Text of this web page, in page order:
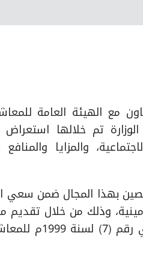
مع الهيئة العامة
تم خلالها استعراض
الاجتماعية، والمزايا
بهذا المجال ضمن سعي
وذلك من خلال
وردود مفصلة عن استفسارات